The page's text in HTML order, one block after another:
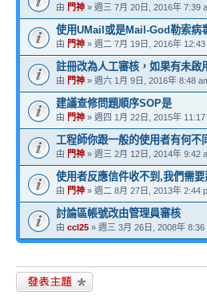
由 門神 » 週三 7月 20日, 2016年 7:39
使用UMail或是Mail-God勒索病
由 門神 » 週二 7月 19日, 2016年 12:43
註冊改為人工審核，如果有未啟
由 門神 » 週六 1月 9日, 2016年 8:48
建議查修問題順序SOP是
由 門神 » 週四 1月 22日, 2015年 11:17
工程師你跟一般的使用者有何不
由 門神 » 週三 2月 12日, 2014年 9:42
使用者反應信件收不到,我們需
由 門神 » 週二 8月 27日, 2013年 2:44
討論區帳號改由管理員審核
由 ccl25 » 週三 3月 26日, 2008年 8:36
發表新主題